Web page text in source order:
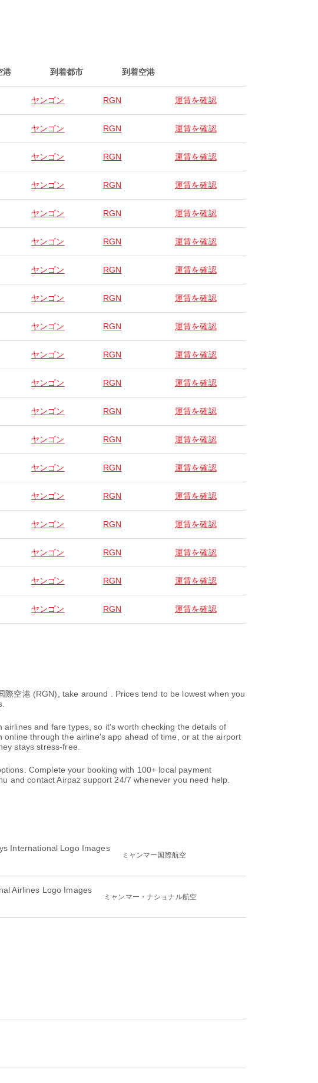
港 到着都市 到着空港
ヤンゴン RGN 運賃を確認
ヤンゴン RGN 運賃を確認
ヤンゴン RGN 運賃を確認
ヤンゴン RGN 運賃を確認
ヤンゴン RGN 運賃を確認
ヤンゴン RGN 運賃を確認
ヤンゴン RGN 運賃を確認
ヤンゴン RGN 運賃を確認
ヤンゴン RGN 運賃を確認
ヤンゴン RGN 運賃を確認
ヤンゴン RGN 運賃を確認
ヤンゴン RGN 運賃を確認
ヤンゴン RGN 運賃を確認
ヤンゴン RGN 運賃を確認
ヤンゴン RGN 運賃を確認
ヤンゴン RGN 運賃を確認
ヤンゴン RGN 運賃を確認
ヤンゴン RGN 運賃を確認
ヤンゴン RGN 運賃を確認
空港 (RGN), take around . Prices tend to be lowest when you
and fare types, so it's worth checking the details of
through the airline's app ahead of time, or at the airport
stays stress-free.
Complete your booking with 100+ local payment
and contact Airpaz support 24/7 whenever you need help.
ミャンマー国際航空
ミャンマー・ナショナル航空